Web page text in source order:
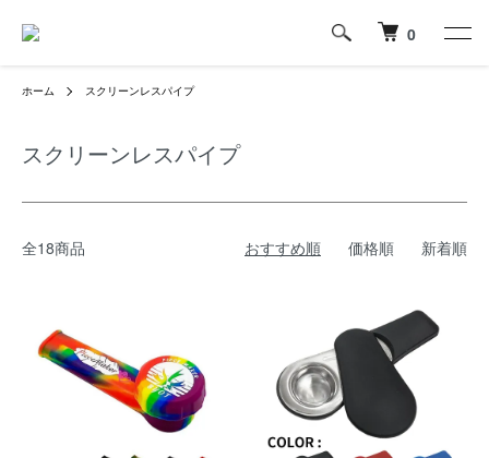
0
ホーム スクリーンレスパイプ
スクリーンレスパイプ
全18商品 おすすめ順 価格順 新着順